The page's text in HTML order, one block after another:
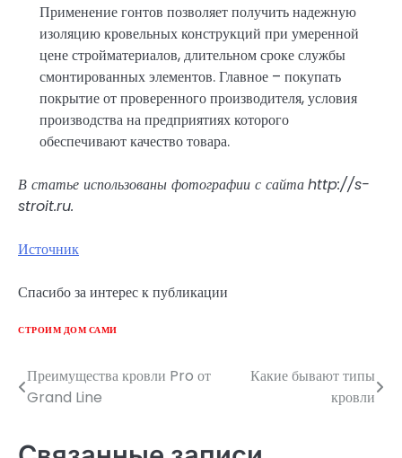
Применение гонтов позволяет получить надежную
изоляцию кровельных конструкций при умеренной
цене стройматериалов, длительном сроке службы
смонтированных элементов. Главное – покупать
покрытие от проверенного производителя, условия
производства на предприятиях которого
обеспечивают качество товара.
В статье использованы фотографии с сайтаhttp://s-
stroit.ru.
Источник
Спасибо за интерес к публикации
СТРОИМ ДОМ САМИ
Навигация
записям
Преимущества кровли Pro от
Grand Line
Какие бывают типы
кровли